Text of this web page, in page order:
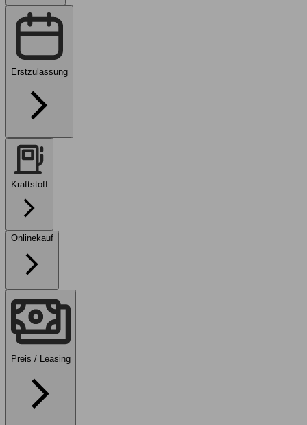
Erstzulassung
Kraftstoff
Onlinekauf
Preis / Leasing